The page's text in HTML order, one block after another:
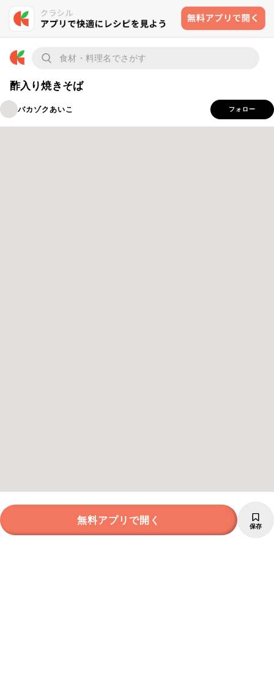
酢入り焼きそば
バカゾクあいこ フォロー
無料アプリで開く 保存